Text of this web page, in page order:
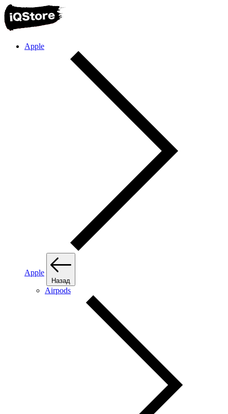
Apple
Apple
Назад
Airpods